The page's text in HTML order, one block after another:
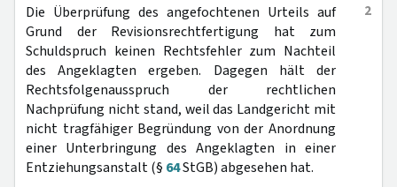
2
Die Überprüfung des angefochtenen Urteils auf
Grund der Revisionsrechtfertigung hat zum
Schuldspruch keinen Rechtsfehler zum Nachteil
des Angeklagten ergeben. Dagegen hält der
Rechtsfolgenausspruch der rechtlichen
Nachprüfung nicht stand, weil das Landgericht mit
nicht tragfähiger Begründung von der Anordnung
einer Unterbringung des Angeklagten in einer
Entziehungsanstalt (§ 64StGB) abgesehen hat.